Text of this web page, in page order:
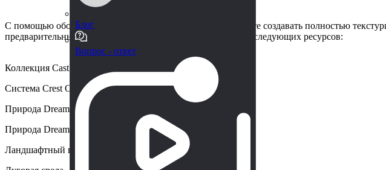
Блог
Вопрос - ответ
С помощью обозревателя содержимого MicroVerse вы можете создавать полностью
предварительные настройки для браузера содержимого для следующих ресурсов:
Коллекция Castle Valley
Система Crest Ocean
Природа DreamScape - Луга
Природа DreamScape - Горы
Ландшафтный набор 2